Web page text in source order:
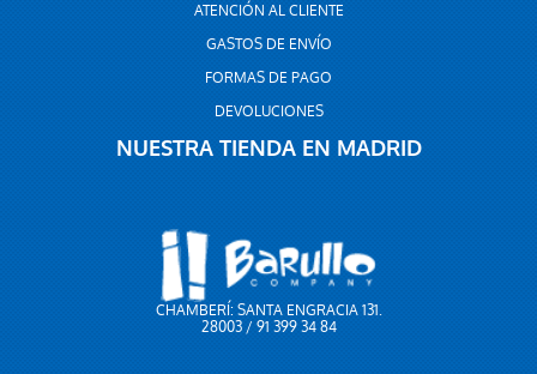
ATENCIÓN AL CLIENTE
GASTOS DE ENVÍO
FORMAS DE PAGO
DEVOLUCIONES
NUESTRA TIENDA EN MADRID
CHAMBERÍ: SANTA ENGRACIA 131.
28003 / 91 399 34 84